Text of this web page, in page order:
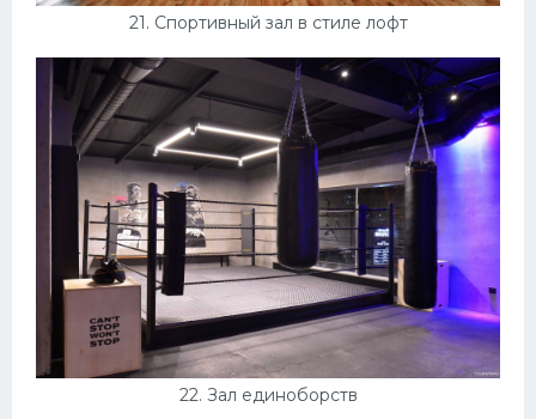
21. Спортивный зал в стиле лофт
22. Зал единоборств